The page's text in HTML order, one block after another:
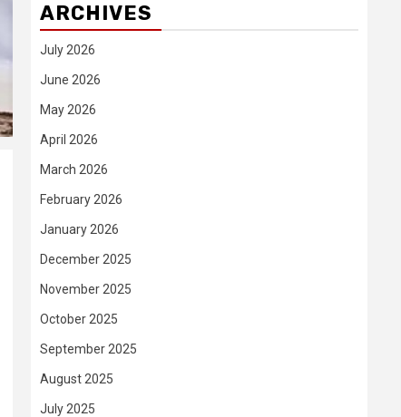
ARCHIVES
July 2026
June 2026
May 2026
April 2026
March 2026
February 2026
January 2026
December 2025
November 2025
October 2025
September 2025
August 2025
July 2025